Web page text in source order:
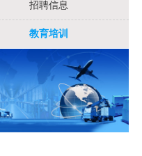
招聘信息
教育培训